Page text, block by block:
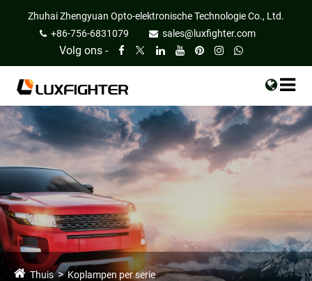
Zhuhai Zhengyuan Opto-elektronische Technologie Co., Ltd.
+86-756-6831079
sales@luxfighter.com
Volg ons -
Thuis
Koplampen per serie